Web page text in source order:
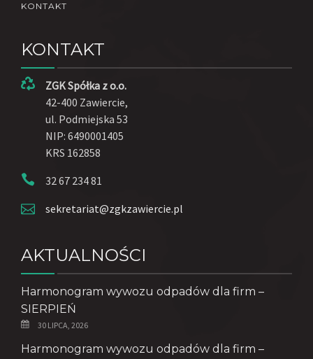
KONTAKT
KONTAKT
ZGK Spółka z o.o.
42-400 Zawiercie,
ul. Podmiejska 53
NIP: 6490001405
KRS 162858
32 67 234 81
sekretariat@zgkzawiercie.pl
AKTUALNOŚCI
Harmonogram wywozu odpadów dla firm –
SIERPIEŃ
30 LIPCA, 2026
Harmonogram wywozu odpadów dla firm –